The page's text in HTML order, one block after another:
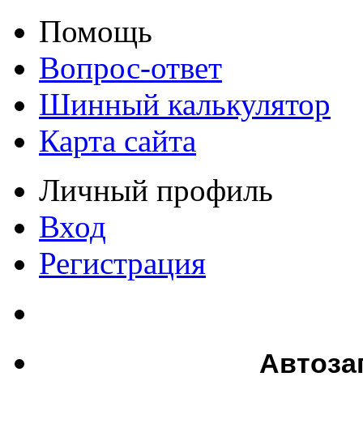
Помощь
Вопрос-ответ
Шинный калькулятор
Карта сайта
Личный профиль
Вход
Регистрация